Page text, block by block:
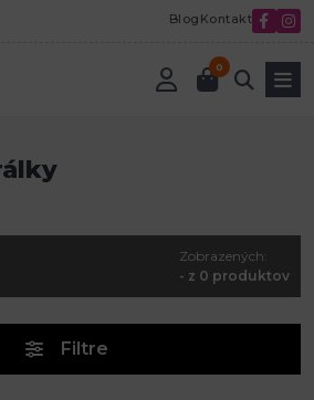
Blog Kontakt
0
Zobrazených:
- z 0 produktov
Filtre